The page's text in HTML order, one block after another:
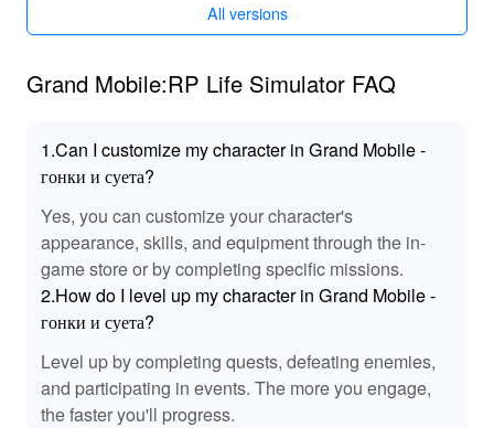
All versions
Grand Mobile:RP Life Simulator FAQ
1.Can I customize my character in Grand Mobile -
гонки и суета?
Yes, you can customize your character's
appearance, skills, and equipment through the in-
game store or by completing specific missions.
2.How do I level up my character in Grand Mobile -
гонки и суета?
Level up by completing quests, defeating enemies,
and participating in events. The more you engage,
the faster you'll progress.